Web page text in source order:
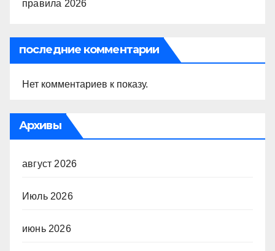
правила 2026
последние комментарии
Нет комментариев к показу.
Архивы
август 2026
Июль 2026
июнь 2026